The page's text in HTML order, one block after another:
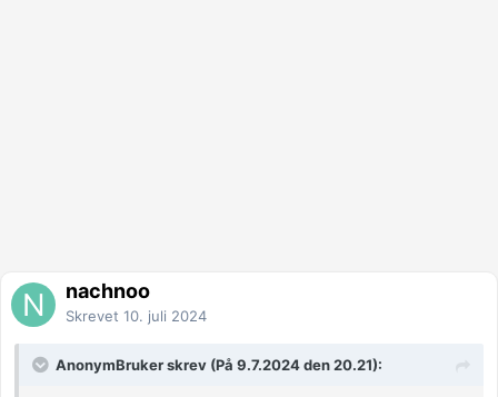
nachnoo
Skrevet 10. juli 2024
AnonymBruker skrev (På 9.7.2024 den 20.21):